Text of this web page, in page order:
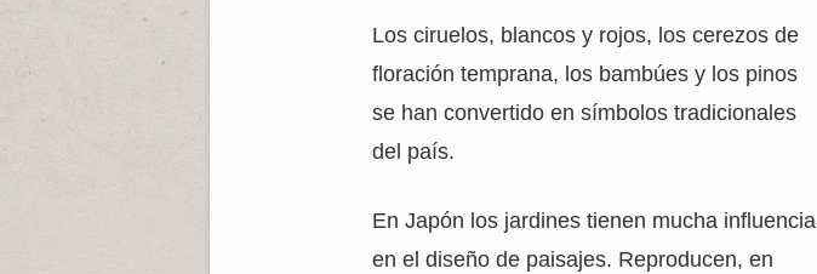
Los ciruelos, blancos y rojos, los cerezos de
floración temprana, los bambúes y los pinos
se han convertido en símbolos tradicionales
del país.
En Japón los jardines tienen mucha influencia
en el diseño de paisajes. Reproducen, en